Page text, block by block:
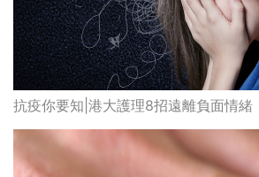
抗疫你要知|港大護理8招遠離負面情緒⠀